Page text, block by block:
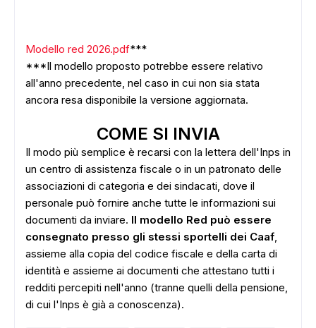
Modello red 2026.pdf***
***Il modello proposto potrebbe essere relativo
all'anno precedente, nel caso in cui non sia stata
ancora resa disponibile la versione aggiornata.
COME SI INVIA
Il modo più semplice è recarsi con la lettera dell'Inps in
un centro di assistenza fiscale o in un patronato delle
associazioni di categoria e dei sindacati, dove il
personale può fornire anche tutte le informazioni sui
documenti da inviare. Il modello Red può essere
consegnato presso gli stessi sportelli dei Caaf,
assieme alla copia del codice fiscale e della carta di
identità e assieme ai documenti che attestano tutti i
redditi percepiti nell'anno (tranne quelli della pensione,
di cui l'Inps è già a conoscenza).